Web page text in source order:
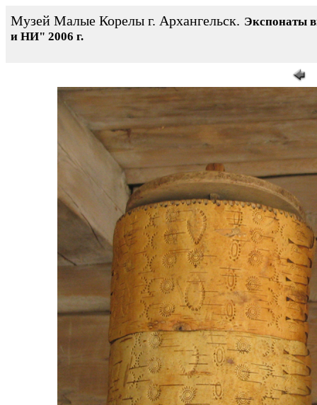
Музей Малые Корелы г. Архангельск. Экспонаты
и НИ" 2006 г.